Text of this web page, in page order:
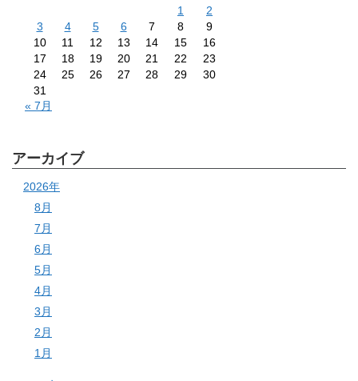
1
2
3
4 5 6 7 8
9
10
11 12 13 14 15
16
17
18 19 20 21 22
23
24
25 26 27 28 29
30
31
« 7月
アーカイブ
2026年
8月
7月
6月
5月
4月
3月
2月
1月